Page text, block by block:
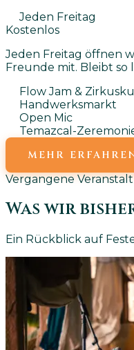
Jeden Freitag
Kostenlos
Jeden Freitag öffnen
Freunde mit. Bleibt so
Flow Jam &
Handwerksmarkt
Open Mic
Temazcal-
MEHR
Vergangene
Was wir
Ein Rückblick auf